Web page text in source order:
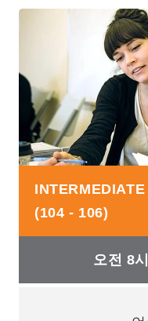
INTERMEDIATE
(104 - 106)
오전 8